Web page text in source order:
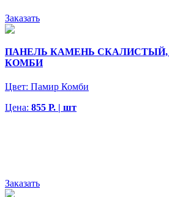
Заказать
ПАНЕЛЬ КАМЕНЬ
КОМБИ
Цвет: Памир Комби
Цена: 855 Р. | шт
Заказать